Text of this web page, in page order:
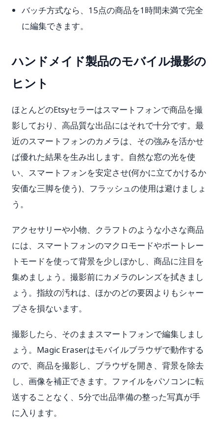
バッチ方式なら、15点の商品を1時間未満で完全
に編集できます。
ハンドメイド製品のモバイル撮影の
ヒント
ほとんどのEtsyセラーはスマートフォンで商品を撮
影しており、高品質な出品にはそれで十分です。最
近のスマートフォンのカメラは、その強みを活かせ
ば優れた結果を生み出します。自然な窓の光を使
い、スマートフォンを安定させ(何かに立てかけるか
安価な三脚を使う)、フラッシュの使用は避けましょ
う。
アクセサリーや小物、クラフトのような小さな商品
には、スマートフォンのマクロモードやポートレー
トモードを使って背景を少しぼかし、商品に注目を
集めましょう。撮影前にカメラのレンズを拭きまし
ょう。指紋の汚れは、ほかのどの要因よりもシャー
プさを損ないます。
撮影したら、そのままスマートフォンで編集しまし
ょう。Magic Eraserはモバイルブラウザで動作する
ので、商品を撮影し、ブラウザを開き、背景を除去
し、画像を補正できます。ファイルをパソコンに転
送することなく、5分で出品準備の整った写真が手
に入ります。